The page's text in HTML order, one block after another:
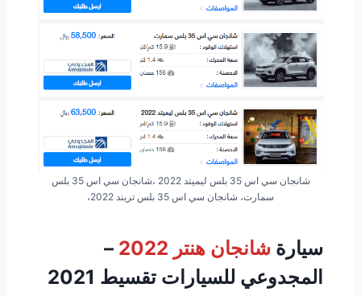
شانجان سي اس 35 بلس ليميتد 2022 ،شانجان سي اس 35 بلس
سمارت، شانجان سي اس 35 بلس تريند 2022،
سيارة شانجان هنتر 2022
–
المجدوعي للسيارات تقسيط 2021